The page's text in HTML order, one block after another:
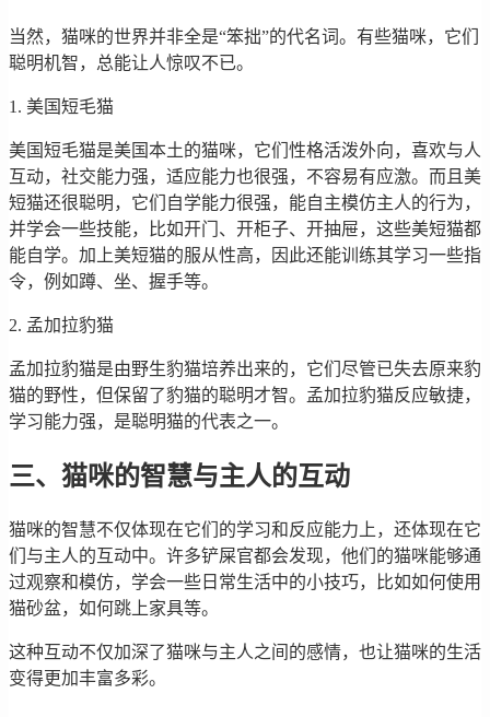
当然，猫咪的世界并非全是“笨拙”的代名词。有些猫咪，它们
聪明机智，总能让人惊叹不已。
1. 美国短毛猫
美国短毛猫是美国本土的猫咪，它们性格活泼外向，喜欢与人
互动，社交能力强，适应能力也很强，不容易有应激。而且美
短猫还很聪明，它们自学能力很强，能自主模仿主人的行为，
并学会一些技能，比如开门、开柜子、开抽屉，这些美短猫都
能自学。加上美短猫的服从性高，因此还能训练其学习一些指
令，例如蹲、坐、握手等。
2. 孟加拉豹猫
孟加拉豹猫是由野生豹猫培养出来的，它们尽管已失去原来豹
猫的野性，但保留了豹猫的聪明才智。孟加拉豹猫反应敏捷，
学习能力强，是聪明猫的代表之一。
三、猫咪的智慧与主人的互动
猫咪的智慧不仅体现在它们的学习和反应能力上，还体现在它
们与主人的互动中。许多铲屎官都会发现，他们的猫咪能够通
过观察和模仿，学会一些日常生活中的小技巧，比如如何使用
猫砂盆，如何跳上家具等。
这种互动不仅加深了猫咪与主人之间的感情，也让猫咪的生活
变得更加丰富多彩。